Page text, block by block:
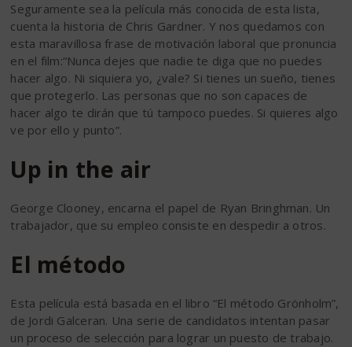
Seguramente sea la película más conocida de esta lista,
cuenta la historia de Chris Gardner. Y nos quedamos con
esta maravillosa frase de motivación laboral que pronuncia
en el film:“Nunca dejes que nadie te diga que no puedes
hacer algo. Ni siquiera yo, ¿vale? Si tienes un sueño, tienes
que protegerlo. Las personas que no son capaces de
hacer algo te dirán que tú tampoco puedes. Si quieres algo
ve por ello y punto”.
Up in the air
George Clooney, encarna el papel de Ryan Bringhman. Un
trabajador, que su empleo consiste en despedir a otros.
El método
Esta película está basada en el libro “El método Grönholm”,
de Jordi Galceran. Una serie de candidatos intentan pasar
un proceso de selección para lograr un puesto de trabajo.